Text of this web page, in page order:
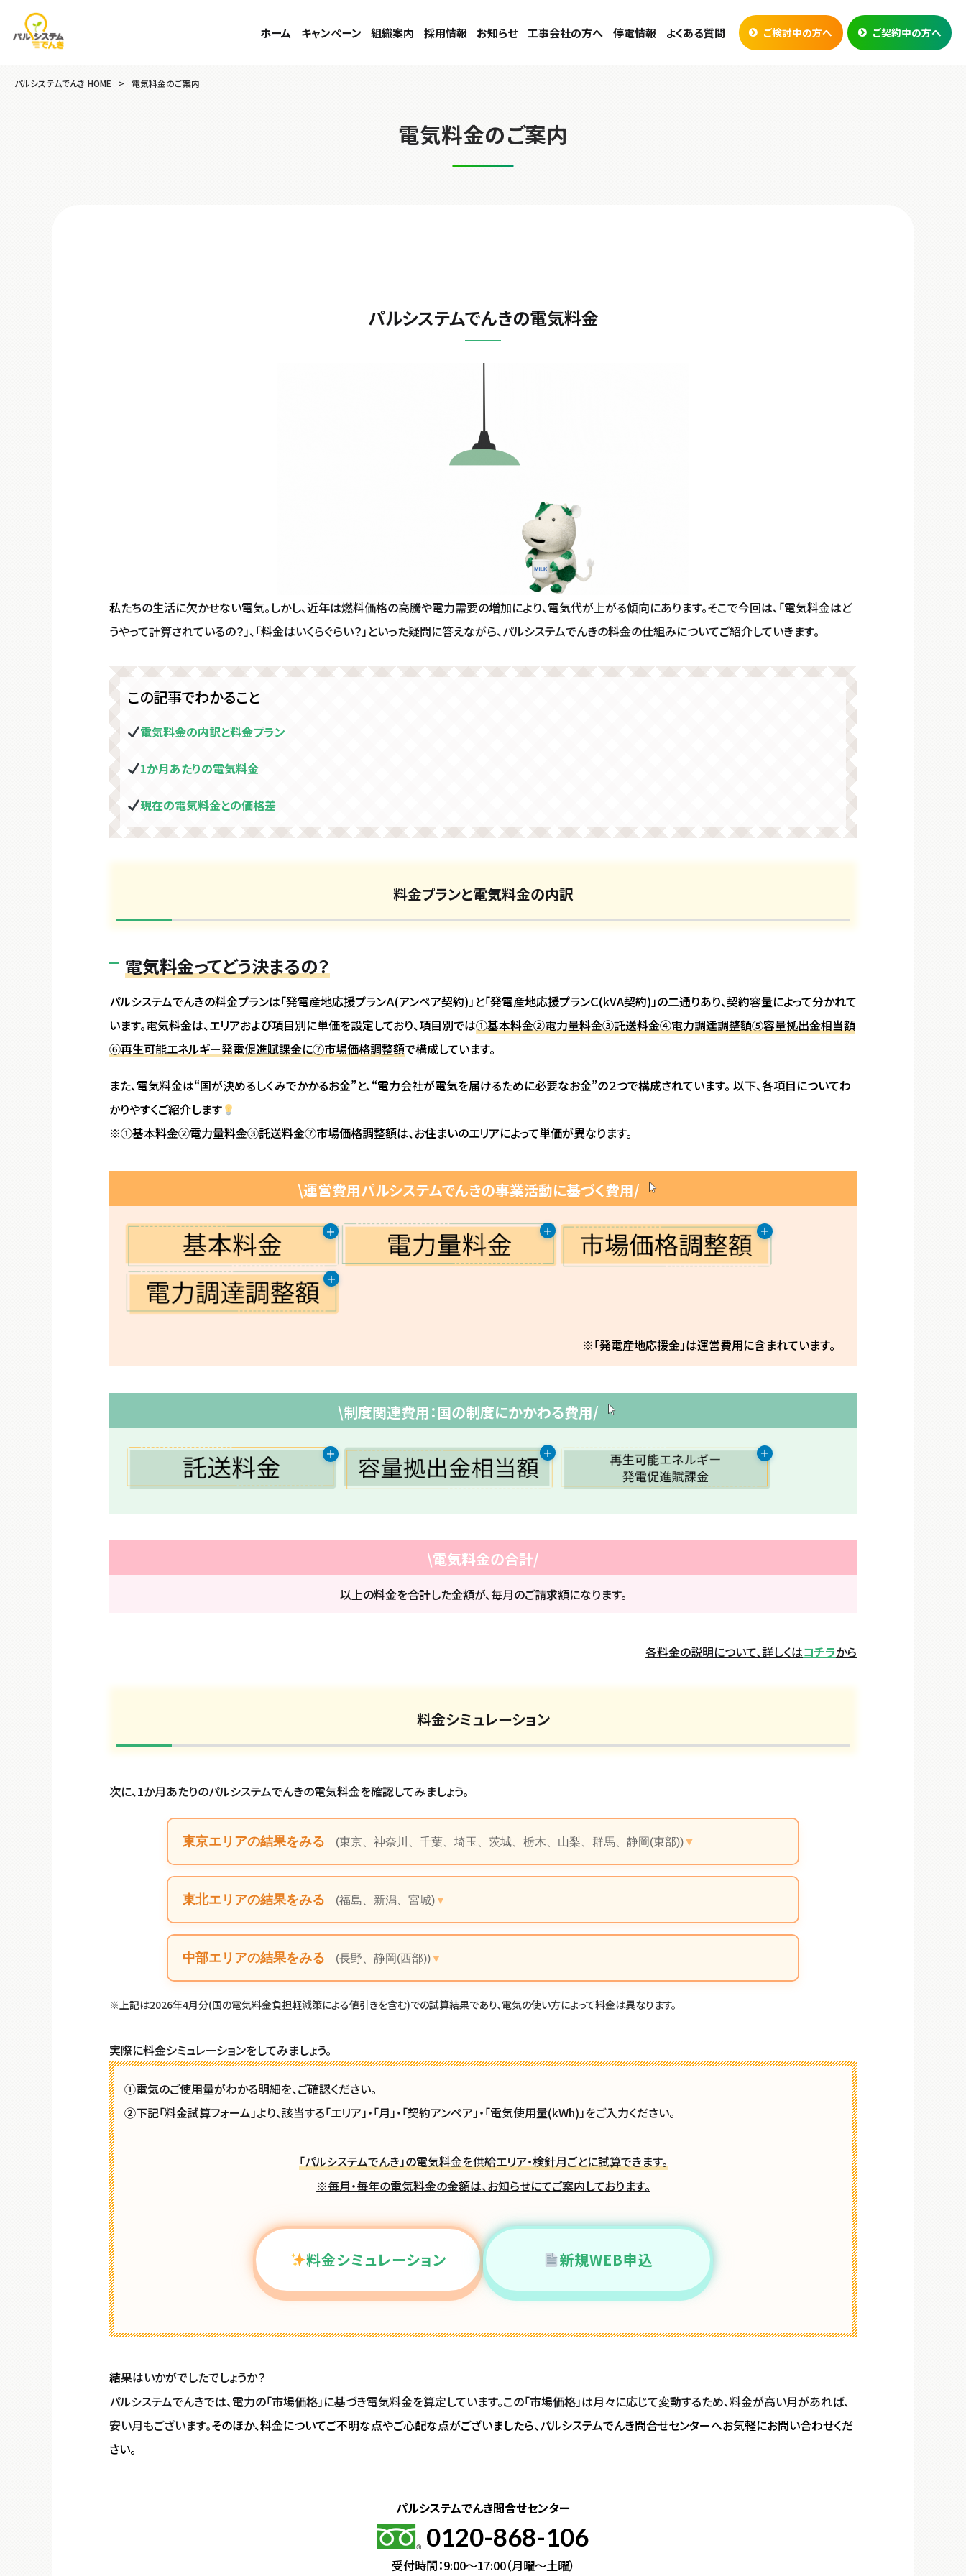
ホーム キャンペーン 組織案内 採用情報 お知らせ 工事会社の方へ 停電情報 よくある質問 ご検討中の方へ ご契約中の方へ
パルシステムでんき HOME > 電気料金のご案内
電気料金のご案内
パルシステムでんきの電気料金
私たちの生活に欠かせない電気。しかし、近年は燃料価格の高騰や電力需要の増加により、電気代が上がる傾向にあります。そこで今回は、「電気料金はど
うやって計算されているの？」、「料金はいくらぐらい？」といった疑問に答えながら、パルシステムでんきの料金の仕組みについてご紹介していきます。
この記事でわかること
電気料金の内訳と料金プラン
1か月あたりの電気料金
現在の電気料金との価格差
料金プランと電気料金の内訳
電気料金ってどう決まるの？
パルシステムでんきの料金プランは「発電産地応援プランＡ(アンペア契約)」と「発電産地応援プランＣ(kVA契約)」の二通りあり、契約容量によって分かれて
います。電気料金は、エリアおよび項目別に単価を設定しており、項目別では①基本料金②電力量料金③託送料金④電力調達調整額⑤容量拠出金相当額
⑥再生可能エネルギー発電促進賦課金に⑦市場価格調整額で構成しています。
また、電気料金は“国が決めるしくみでかかるお金”と、“電力会社が電気を届けるために必要なお金”の２つで構成されています。 以下、各項目についてわ
かりやすくご紹介します
※①基本料金②電力量料金③託送料金⑦市場価格調整額は、お住まいのエリアによって単価が異なります。
\運営費用パルシステムでんきの事業活動に基づく費用/
＋ ＋ ＋
＋
※「発電産地応援金」は運営費用に含まれています。
\制度関連費用：国の制度にかかわる費用/
＋ ＋ ＋
\電気料金の合計/
以上の料金を合計した金額が、毎月のご請求額になります。
各料金の説明について、詳しくはコチラから
料金シミュレーション
次に、1か月あたりのパルシステムでんきの電気料金を確認してみましょう。
東京エリアの結果をみる (東京、神奈川、千葉、埼玉、茨城、栃木、山梨、群馬、静岡(東部))
東北エリアの結果をみる (福島、新潟、宮城)
中部エリアの結果をみる (長野、静岡(西部))
※上記は2026年4月分(国の電気料金負担軽減策による値引きを含む)での試算結果であり、電気の使い方によって料金は異なります。
実際に料金シミュレーションをしてみましょう。
①電気のご使用量がわかる明細を、ご確認ください。
②下記「料金試算フォーム」より、該当する「エリア」・「月」・「契約アンペア」・「電気使用量(kWh)」をご入力ください。
「パルシステムでんき」の電気料金を供給エリア・検針月ごとに試算できます。
※毎月・毎年の電気料金の金額は、お知らせにてご案内しております。
料金シミュレーション 新規WEB申込
結果はいかがでしたでしょうか？
パルシステムでんきでは、電力の「市場価格」に基づき電気料金を算定しています。この「市場価格」は月々に応じて変動するため、料金が高い月があれば、
安い月もございます。そのほか、料金についてご不明な点やご心配な点がございましたら、パルシステムでんき問合せセンターへお気軽にお問い合わせくだ
さい。
パルシステムでんき問合せセンター
0120-868-106
受付時間：9:00～17:00（月曜～土曜）